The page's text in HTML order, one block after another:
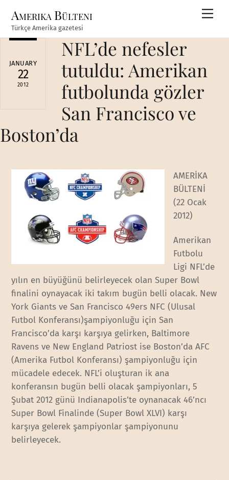
content
Amerika Bülteni
Türkçe Amerika gazetesi
JANUARY
22
2012
NFL’de nefesler
tutuldu: Amerikan
futbolunda gözler
San Francisco ve
Boston’da
AMERİKA
BÜLTENİ
(22 Ocak
2012)
Amerikan
Futbolu
Ligi NFL’de
yılın en büyüğünü belirleyecek olan Super Bowl
finalini oynayacak iki takım bugün belli olacak. New
York Giants ve San Francisco 49ers NFC (Ulusal
Futbol Konferansı)şampiyonluğu için San
Francisco’da karşı karşıya gelirken, Baltimore
Ravens ve New England Patriost ise Boston’da AFC
(Amerika Futbol Konferansı) şampiyonluğu için
mücadele edecek. NFL’i oluşturan ik ana
konferansın bugün belli olacak şampiyonları, 5
Şubat 2012 günü Indianapolis’te oynanacak 46’ncı
Super Bowl Finalinde (Super Bowl XLVI) karşı
karşıya gelerek şampiyonlar şampiyonunu
belirleyecek.